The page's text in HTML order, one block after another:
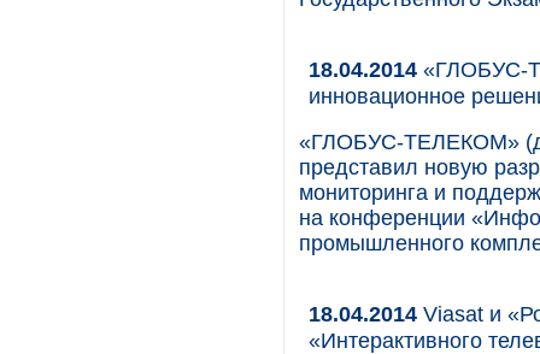
18.04.2014 «ГЛОБУС-
инновационное
«ГЛОБУС-ТЕЛЕКОМ»
представил новую
мониторинга и
на конференции
промышленного
18.04.2014 Viasat и
«Интерактивного